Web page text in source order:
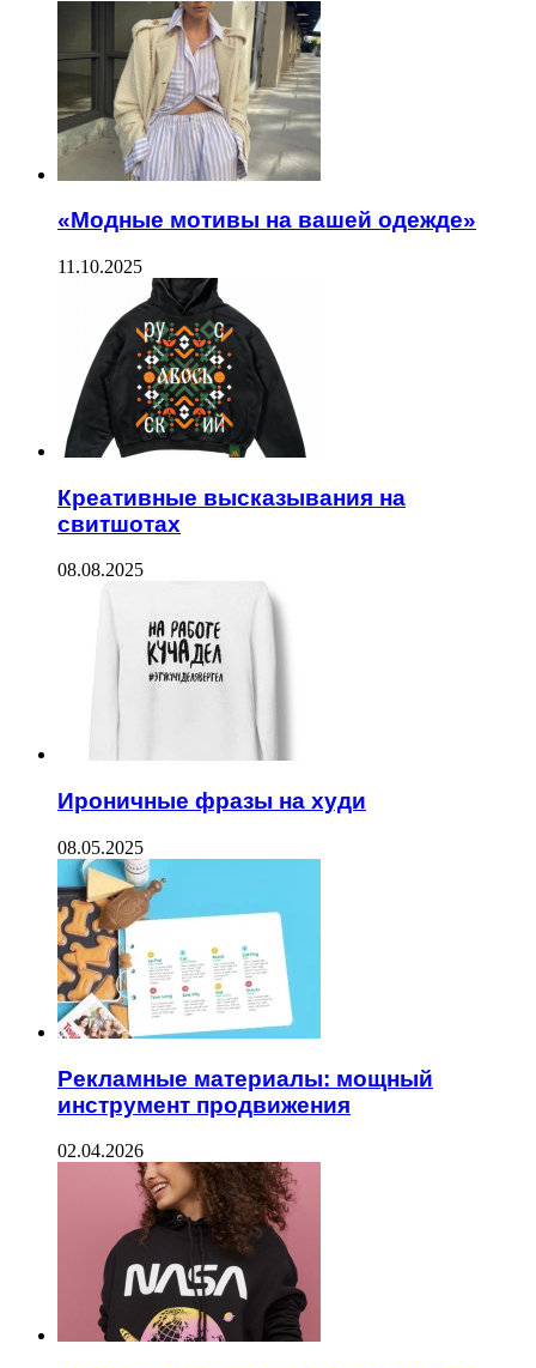
«Модные мотивы на вашей одежде»
11.10.2025
Креативные высказывания на
свитшотах
08.08.2025
Ироничные фразы на худи
08.05.2025
Рекламные материалы: мощный
инструмент продвижения
02.04.2026